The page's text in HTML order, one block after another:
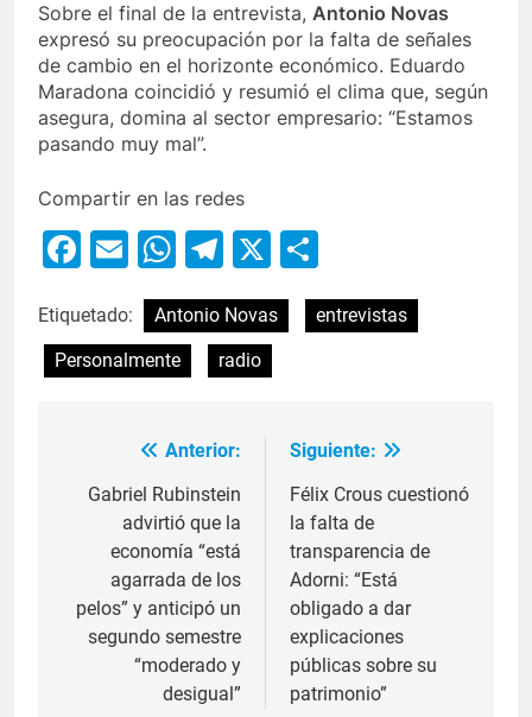
Sobre el final de la entrevista, Antonio Novas
expresó su preocupación por la falta de señales
de cambio en el horizonte económico. Eduardo
Maradona coincidió y resumió el clima que, según
asegura, domina al sector empresario: “Estamos
pasando muy mal”.
Compartir en las redes
Facebook
EmailWhatsApp
Telegram
X
Etiquetado: Antonio Novas
entrevistas
Personalmente
radio
Anterior:
Gabriel Rubinstein
advirtió que la
economía “está
agarrada de los
pelos” y anticipó un
segundo semestre
“moderado y
desigual”
Siguiente:
Félix Crous cuestionó
la falta de
transparencia de
Adorni: “Está
obligado a dar
explicaciones
públicas sobre su
patrimonio”